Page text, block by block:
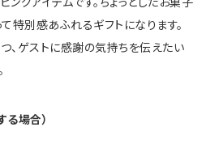
特別感あふれるギフトになります。
、ゲストに感謝の気持ちを伝えたい
る場合）